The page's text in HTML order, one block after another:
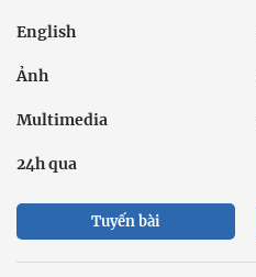
English
Ảnh
Multimedia
24h qua
Tuyến bài